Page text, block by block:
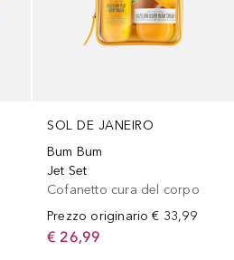
SOL DE JANEIRO
Bum Bum
Jet Set
Cofanetto cura del corpo
Prezzo originario € 33,99
€ 26,99